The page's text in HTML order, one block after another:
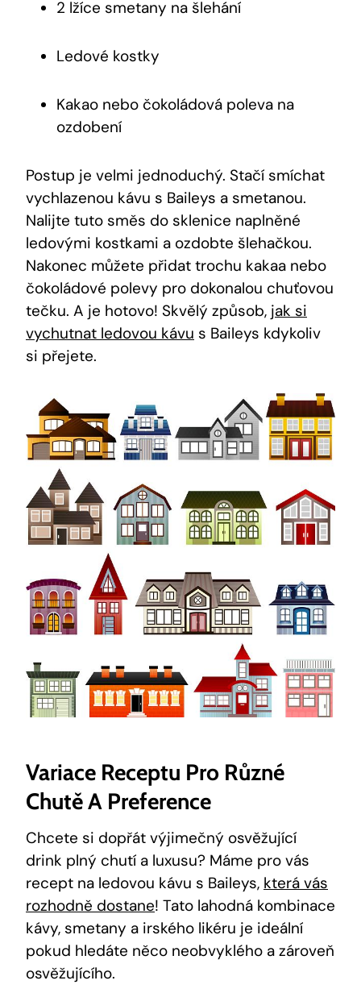
2 lžíce smetany na šlehání
Ledové kostky
Kakao nebo čokoládová poleva na
ozdobení
Postup je velmi jednoduchý. Stačí smíchat
vychlazenou kávu s Baileys a smetanou.
Nalijte tuto směs do sklenice naplněné
ledovými kostkami a ozdobte šlehačkou.
Nakonec můžete přidat trochu kakaa nebo
čokoládové polevy pro dokonalou chuťovou
tečku. A je hotovo! Skvělý způsob, jak si
vychutnat ledovou kávu s Baileys kdykoliv
si přejete.
Variace Receptu Pro Různé
Chutě A Preference
Chcete si dopřát výjimečný osvěžující
drink plný chutí a luxusu? Máme pro vás
recept na ledovou kávu s Baileys, která vás
rozhodně dostane! Tato lahodná kombinace
kávy, smetany a irského likéru je ideální
pokud hledáte něco neobvyklého a zároveň
osvěžujícího.